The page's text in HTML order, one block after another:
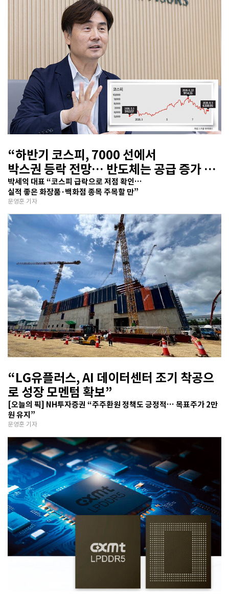
“하반기 코스피, 7000 선에서
박스권 등락 전망… 반도체는 공급 증가 선
반영 주시해야”
박세익 대표 “코스피 급락으로 저점 확인…
실적 좋은 화장품·백화점 종목 주목할 만”
문영훈 기자
“LG유플러스, AI 데이터센터 조기 착공으
로 성장 모멘텀 확보”
[오늘의 픽] NH투자증권 “주주환원 정책도 긍정적… 목표주가 2만
원 유지”
문영훈 기자